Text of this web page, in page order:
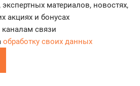
экспертных материалов, новостях,
акциях и бонусах
связи
обработку своих данных